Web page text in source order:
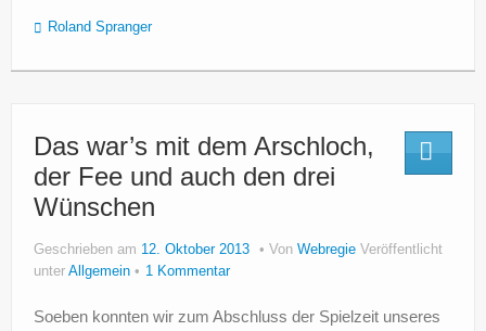
Roland Spranger
Das war’s mit dem Arschloch,
der Fee und auch den drei
Wünschen
Geschrieben am 12. Oktober 2013 Von Webregie Veröffentlicht
unter Allgemein 1 Kommentar
Soeben konnten wir zum Abschluss der Spielzeit unseres